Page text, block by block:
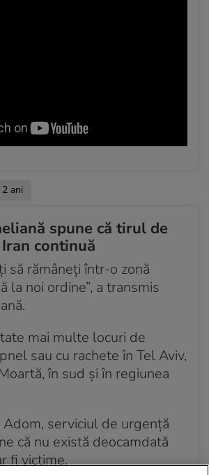
ani
spune că tirul de
continuă
să rămâneţi într-o zonă
la noi ordine”, a transmis
mai multe locuri de
sau cu rachete în Tel Aviv,
în sud şi în regiunea
serviciul de urgenţă
că nu există deocamdată
fi victime.